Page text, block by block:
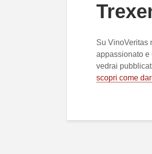
Su VinoVeritas
appassionato e
vedrai
scopri come